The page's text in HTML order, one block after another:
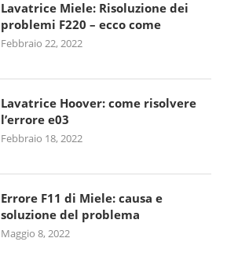
Lavatrice Miele: Risoluzione dei
problemi F220 – ecco come
Febbraio 22, 2022
Lavatrice Hoover: come risolvere
l’errore e03
Febbraio 18, 2022
Errore F11 di Miele: causa e
soluzione del problema
Maggio 8, 2022